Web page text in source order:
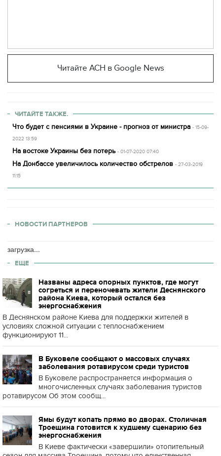
Читайте АСН в Google News
ЧИТАЙТЕ ТАКЖЕ.
Что будет с пенсиями в Украине - прогноз от министра - 15-09-
2022 13:59
На востоке Украины без потерь - 01-07-2020 07:40
На Донбассе увеличилось количество обстрелов - 27-03-2019
11:15
НОВОСТИ ПАРТНЕРОВ
загрузка...
ЕЩЕ
Названы адреса опорных пунктов, где могут
согреться и переночевать жители Деснянского
района Киева, который остался без
энергоснабжения
В Деснянском районе Киева для поддержки жителей в
условиях сложной ситуации с теплоснабжением
функционируют 11...
В Буковеле сообщают о массовых случаях
заболевания ротавирусом среди туристов
В Буковеле распространяется информация о
многочисленных случаях заболевания туристов
ротавирусом Об этом сообщ...
Ямы будут копать прямо во дворах. Столичная
Троещина готовится к худшему сценарию без
энергоснабжения
В Киеве фактически «завершили» отопительный